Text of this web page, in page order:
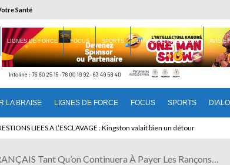
Santé
LA BRAISE LIGNES DE FORCE FOCUS SPORTS
LIGNES DE FORCE FOCUS SPORTS DIALOGUE INTERIEUR AVIS
: Quand Patrice quitte le pouvoir sans partir !
Tant Qu’on Continuera À Payer Les Rançons…